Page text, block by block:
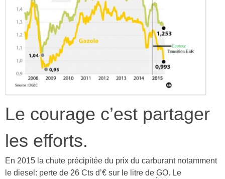
Le courage c’est partager
les efforts.
En 2015 la chute précipitée du prix du carburant notamment
le diesel: perte de 26 Cts d’€ sur le litre de GO. Le